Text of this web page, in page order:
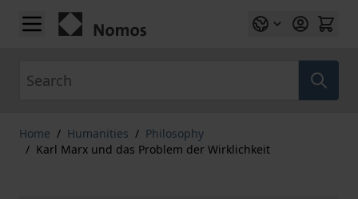
Skip to Content
Home / Humanities / Philosophy
/ Karl Marx und das Problem der Wirklichkeit